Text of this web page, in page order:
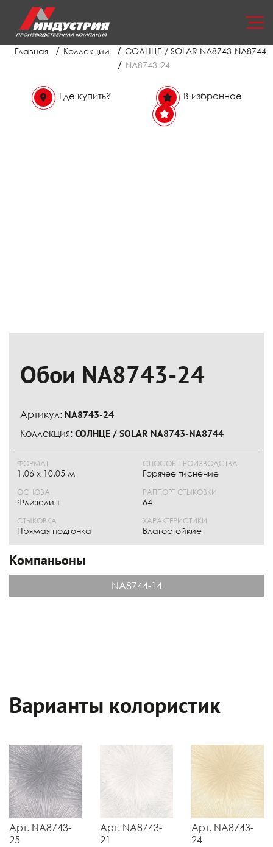
Главная / Коллекции / СОЛНЦЕ / SOLAR NA8743-NA8744
/ NA8743-24
Где купить? В избранное
Обои NA8743-24
Артикул: NA8743-24
Коллекция: СОЛНЦЕ / SOLAR NA8743-NA8744
ФОРМАТ
1.06 x 10.05 м
ОСНОВА
Флизелин
СПОСОБ ПРОИЗВОДСТВА
Горячее тиснение
РАППОРТ СТЫКОВКИ
64
СТЫКОВКА
Прямая подгонка
ХАРАКТЕРИСТИКИ
Влагостойкие
Компаньоны
NA8744-14
Варианты колористик
Арт. NA8743-
25
Арт. NA8743-
21
Арт. NA8743-
24